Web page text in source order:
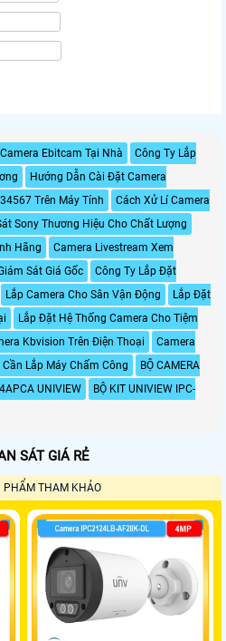
Ebitcam Tại Nhà
Công Ty Lắp
Hướng Dẫn Cài Đặt Camera
Trên Máy Tính
Cách Xử Lí Camera
Sony Thương Hiệu Cho Chất Lượng
Hãng
Camera Livestream Xem
Sát Giá Gốc
Công Ty Lắp Đặt
Lắp Camera Cho Sân Vận Động
Lắp Đặt
Lắp Đặt Hệ Thống Camera Cho Tiệm
Kbvision Trên Điện Thoại
Camera
Cần Lắp Máy Chấm Công
BỘ CAMERA
UNIVIEW
BỘ KIT UNIVIEW IPC-
SÁT GIÁ RẺ
PHẨM THAM KHẢO